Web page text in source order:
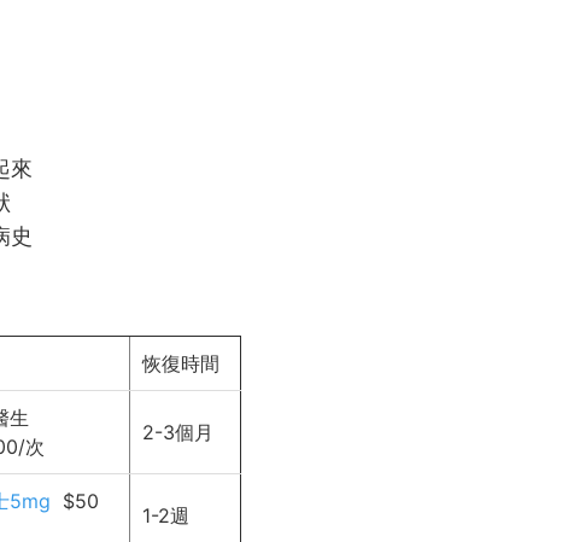
來
史
恢復時間
生
次
2-3個月
5mg $50
1-2週